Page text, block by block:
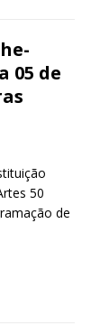
05 de
50
de